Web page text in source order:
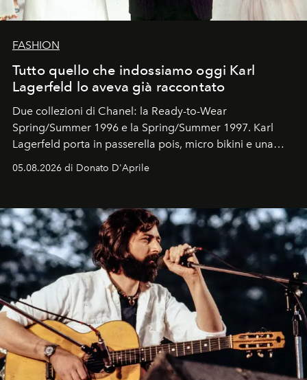
FASHION
Tutto quello che indossiamo oggi Karl
Lagerfeld lo aveva già raccontato
Due collezioni di Chanel: la Ready-to-Wear
Spring/Summer 1996 e la Spring/Summer 1997. Karl
Lagerfeld porta in passerella pois, micro bikini e una
Kate, Claudia e Carla una dietro l'altra. Trent'anni dopo,
uno dei documenti più contemporanei che abbiamo.
05.08.2026 di Donato D'Aprile